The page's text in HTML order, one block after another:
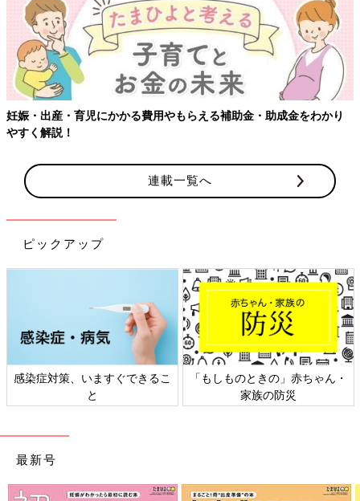
妊娠・出産・育児にかかる費用やもらえる補助金・助成金をわかり
やすく解説！
連載一覧へ
ピックアップ
感染症対策、いますぐできるこ
と
「もしものときの」赤ちゃん・
家族の防災
最新号